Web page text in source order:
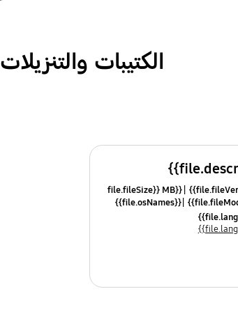
الكتيبات والتنزيلات
{{file.fileSize}} MB
{{file.osNames}}